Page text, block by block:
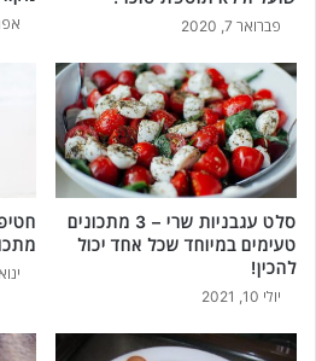
פברואר 7, 2020 אפריל
סלט עגבניות שרי – 3 מתכונים
טעימים במיוחד שכל אחד יכול
להכין!
יולי 10, 2021
ינואר